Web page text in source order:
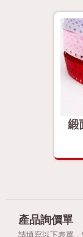
緞